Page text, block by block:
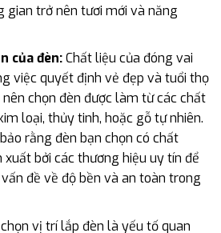
gian trở nên tươi mới và năng
của đèn:Chất liệu của đóng vai
việc quyết định vẻ đẹp và tuổi thọ
nên chọn đèn được làm từ các chất
loại, thủy tinh, hoặc gỗ tự nhiên.
rằng đèn bạn chọn có chất
bởi các thương hiệu uy tín để
đề về độ bền và an toàn trong
vị trí lắp đèn là yếu tố quan